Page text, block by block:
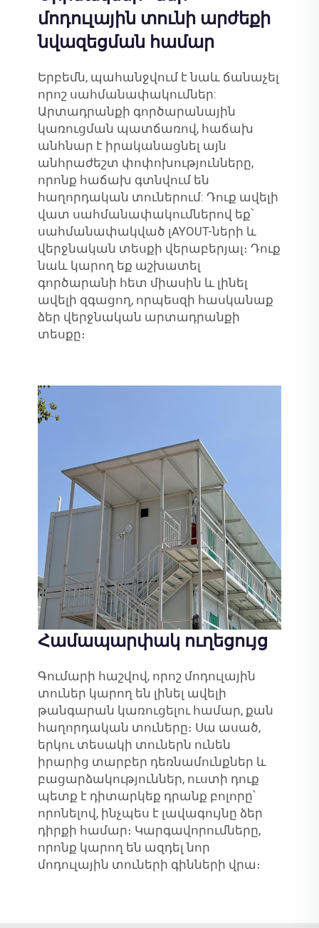
մոդուլային տունի արժեքի
նվազեցման համար
Երբեմն, պահանջվում է նաև ճանաչել
որոշ սահմանափակումներ:
Արտադրանքի գործարանային
կառուցման պատճառով, հաճախ
անհնար է իրականացնել այն
անհրաժեշտ փոփոխությունները,
որոնք հաճախ գտնվում են
հաղորդական տուներում: Դուք ավելի
վատ սահմանափակումներով եք՝
սահմանափակված լAYOUT-ների և
վերջնական տեսքի վերաբերյալ։ Դուք
նաև կարող եք աշխատել
գործարանի հետ միասին և լինել
ավելի զգացող, որպեսզի հասկանաք
ձեր վերջնական արտադրանքի
տեսքը։
Համապարփակ ուղեցույց
Գումարի հաշվով, որոշ մոդուլային
տուներ կարող են լինել ավելի
թանգարան կառուցելու համար, քան
հաղորդական տուները։ Սա ասած,
երկու տեսակի տուներն ունեն
իրարից տարբեր դեռնամունքներ և
բացարձակություններ, ուստի դուք
պետք է դիտարկեք դրանք բոլորը՝
որոնելով, ինչպես է լավագույնը ձեր
դիրքի համար։ Կարգավորումները,
որոնք կարող են ազդել նոր
մոդուլային տուների գինների վրա։